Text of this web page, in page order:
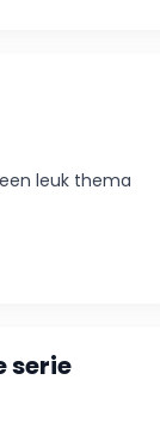
leuk thema
serie